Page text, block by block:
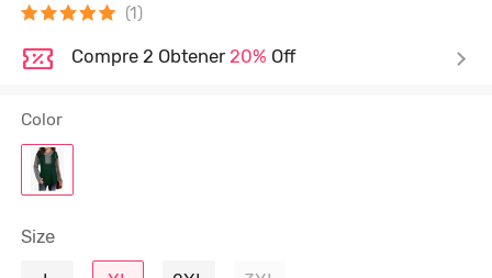
(1)
Compre 2 Obtener 20% Off
Color
Size